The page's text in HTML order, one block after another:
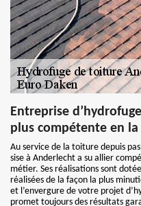
Entreprise
plus compétente en
Au service de la toiture depuis
sise à Anderlecht a su allier
métier. Ses réalisations sont
réalisées de la façon la plus
et l’envergure de votre projet
promet toujours des résultats